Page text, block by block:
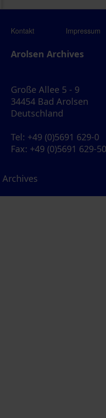
Kontakt Impressum
Arolsen Archives
Große Allee 5 - 9
34454 Bad Arolsen
Deutschland
Tel: +49 (0)5691 629-0
Fax: +49 (0)5691 629-